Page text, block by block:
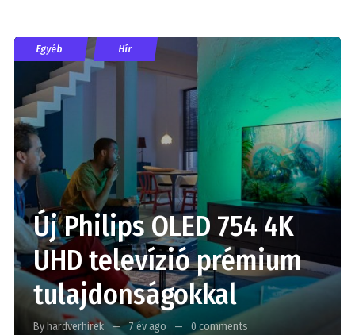
Egyéb Hír
Új Philips OLED 754 4K
UHD televízió prémium
tulajdonságokkal
By hardverhirek 7 év ago 0 comments